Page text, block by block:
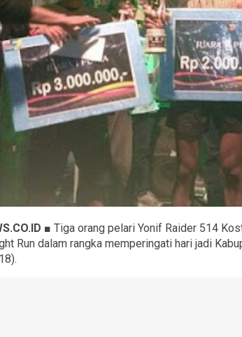
■ Tiga orang pelari Yonif Raider 514
Run dalam rangka memperingati hari jadi